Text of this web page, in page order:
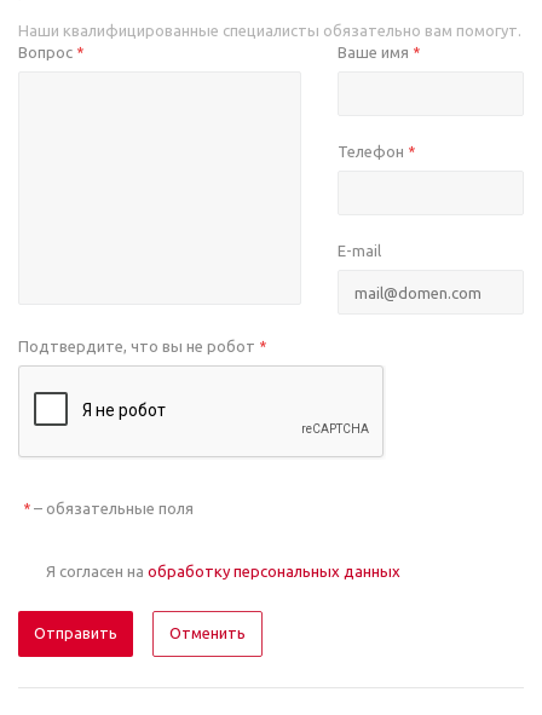
Наши квалифицированные специалисты обязательно вам помогут.
Вопрос * Ваше имя *
Телефон *
E-mail
Подтвердите, что вы не робот *
* – обязательные поля
Я согласен на обработку персональных данных
Отменить